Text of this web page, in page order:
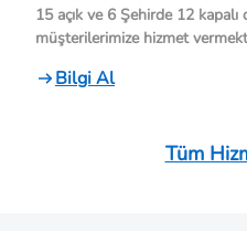
15 açık ve 6 Şehirde 12 kapalı
müşterilerimize hizmet
Bilgi Al
Tüm